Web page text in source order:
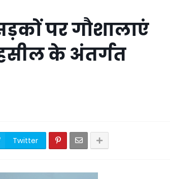
पर गौशालाएं
के अंतर्गत
Twitter